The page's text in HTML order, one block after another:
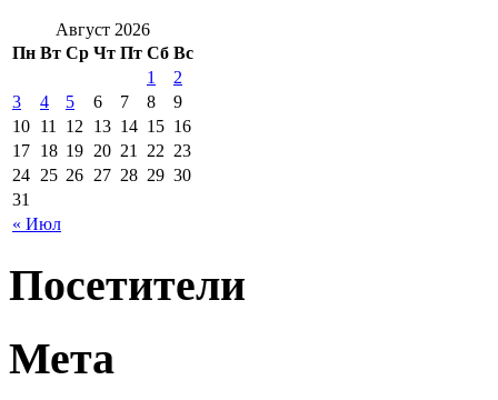
Август 2026
Пн Вт Ср Чт Пт Сб Вс
« Июл
1
2
3
4 5 6 7 8
9
10 11 12 13 14 15 16
17 18 19 20 21 22 23
24 25 26 27 28 29 30
31
Посетители
Мета